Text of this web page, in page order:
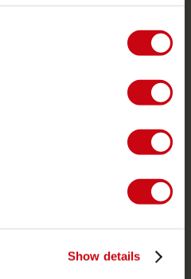
Show details